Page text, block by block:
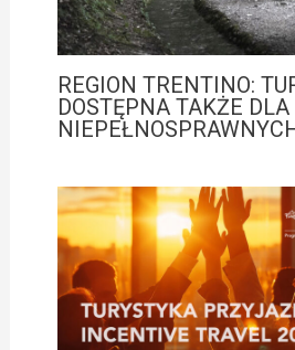
REGION TRENTINO:
DOSTĘPNA TAKŻE DLA
NIEPEŁNOSPRAWNYCH